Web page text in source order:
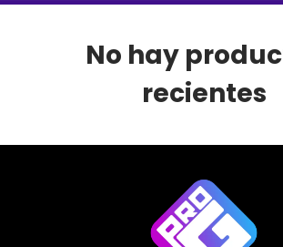
No hay
recientes